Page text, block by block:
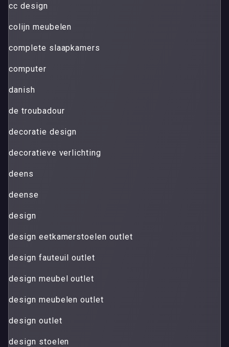
cc design
colijn meubelen
complete slaapkamers
computer
danish
de troubadour
decoratie design
decoratieve verlichting
deens
deense
design
design eetkamerstoelen outlet
design fauteuil outlet
design meubel outlet
design meubelen outlet
design outlet
design stoelen